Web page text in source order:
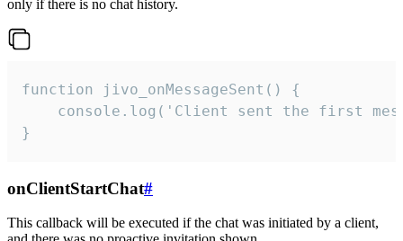
only if there is no chat history.
function jivo_onMessageSent() {
console.log('Client sent the first
}
onClientStartChat#
This callback will be executed if the chat was initiated by a client,